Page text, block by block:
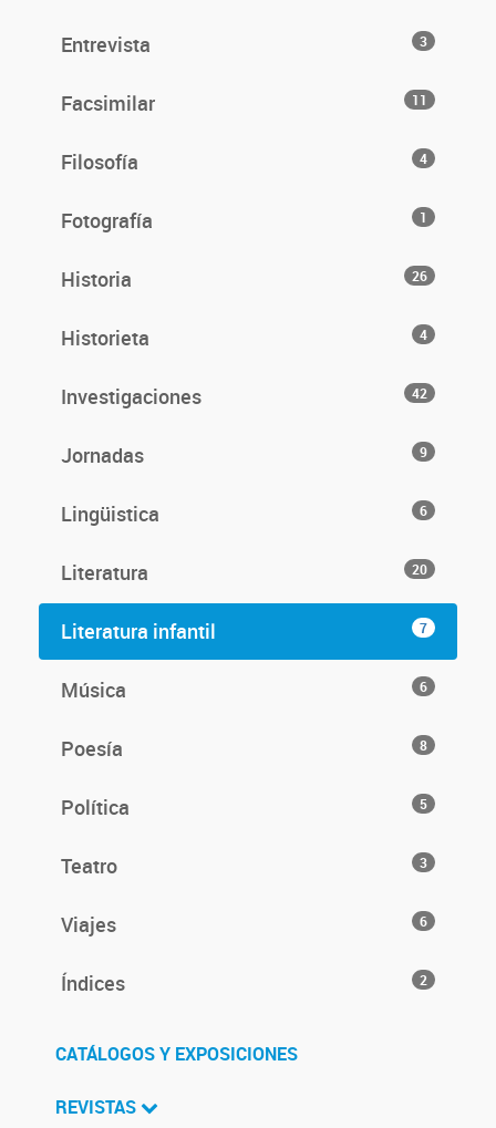
Entrevista 3
Facsimilar 11
Filosofía 4
Fotografía 1
Historia 26
Historieta 4
Investigaciones 42
Jornadas 9
Lingüistica 6
Literatura 20
Literatura infantil 7
Música 6
Poesía 8
Política 5
Teatro 3
Viajes 6
Índices 2
CATÁLOGOS Y EXPOSICIONES
REVISTAS